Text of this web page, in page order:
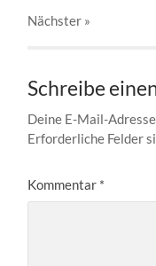
Nächster »
Schreibe
Deine E-Mail-
Erforderliche Felder
Kommentar *